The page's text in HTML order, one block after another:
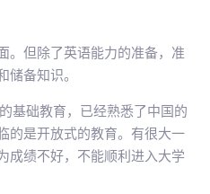
。但除了英语能力的准备，准
备知识。
基础教育，已经熟悉了中国的
的是开放式的教育。有很大一
成绩不好，不能顺利进入大学